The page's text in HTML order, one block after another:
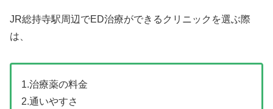
JR総持寺駅周辺でED治療ができるクリニックを選ぶ際
は、
1.治療薬の料金
2.通いやすさ